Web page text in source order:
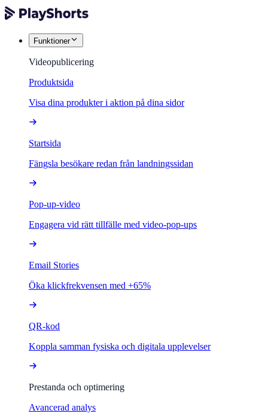
Funktioner
Videopublicering
Produktsida
Visa dina produkter i aktion på dina sidor
Startsida
Fängsla besökare redan från landningssidan
Pop-up-video
Engagera vid rätt tillfälle med video-pop-ups
Email Stories
Öka klickfrekvensen med +65%
QR-kod
Koppla samman fysiska och digitala upplevelser
Prestanda och optimering
Avancerad analys